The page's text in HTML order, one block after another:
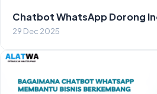
Chatbot WhatsApp Dorong
29 Dec 2025